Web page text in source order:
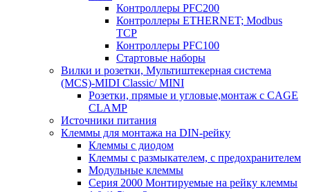
Контроллеры PFC200
Контроллеры ETHERNET; Modbus
TCP
Контроллеры PFC100
Стартовые наборы
Вилки и розетки, Мультиштекерная система
(MCS)-MIDI Classic/ MINI
Розетки, прямые и угловые,монтаж с CAGE
CLAMP
Источники питания
Клеммы для монтажа на DIN-рейку
Клеммы с диодом
Клеммы с размыкателем, с предохранителем
Модульные клеммы
Серия 2000 Монтируемые на рейку клеммы